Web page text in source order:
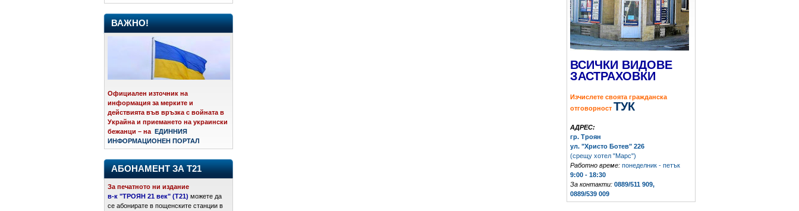
ВАЖНО!
Официален източник на
информация за мерките и
действията във връзка с войната в
Украйна и приемането на украински
бежанци – на
ЕДИННИЯ
ИНФОРМАЦИОНЕН ПОРТАЛ
АБОНАМЕНТ ЗА Т21
За печатното ни издание
в-к "ТРОЯН 21 век" (Т21) можете да
се абонирате в пощенските станции в
ВСИЧКИ ВИДОВЕ
ЗАСТРАХОВКИ
Изчислете своята гражданска
отговорност ТУК
АДРЕС:
гр. Троян
ул. "Христо Ботев" 226
(срещу хотел "Марс")
Работно време: понеделник - петък
9:00 - 18:30
За контакти: 0889/511 909,
0889/539 009